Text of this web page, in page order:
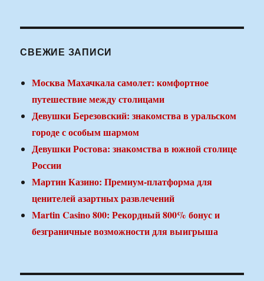
СВЕЖИЕ ЗАПИСИ
Москва Махачкала самолет: комфортное
путешествие между столицами
Девушки Березовский: знакомства в уральском
городе с особым шармом
Девушки Ростова: знакомства в южной столице
России
Мартин Казино: Премиум-платформа для
ценителей азартных развлечений
Martin Casino 800: Рекордный 800% бонус и
безграничные возможности для выигрыша